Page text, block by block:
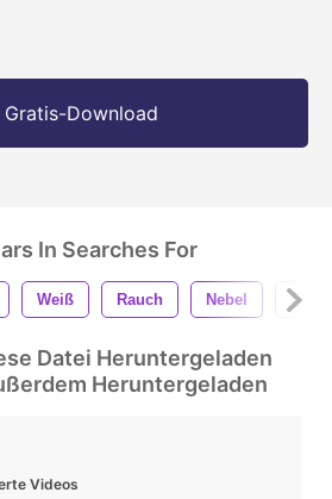
Gratis-Download
In Searches For
Weiß Rauch Nebel
Datei Heruntergeladen
Heruntergeladen
Videos